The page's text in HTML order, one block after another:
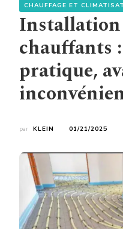
CHAUFFAGE ET
Installation
chauffants
pratique,
par KLEIN 01/21/2025